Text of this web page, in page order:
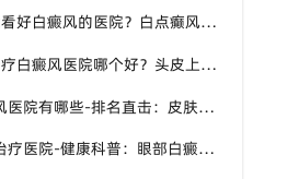
[健康科普]泉州能看好白癜风的医院？白点癫风需要注意什么饮食？
[资讯]泉州专业治疗白癜风医院哪个好？头皮上有一块白色厚厚的头皮？
泉州永春治白癜风医院有哪些-排名直击：皮肤白斑是什么原因导致的？
泉州白癜风专科治疗医院-健康科普：眼部白癜风症状？